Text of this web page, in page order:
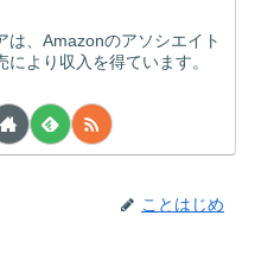
は、Amazonのアソシエイト
により収入を得ています。
ことはじめ